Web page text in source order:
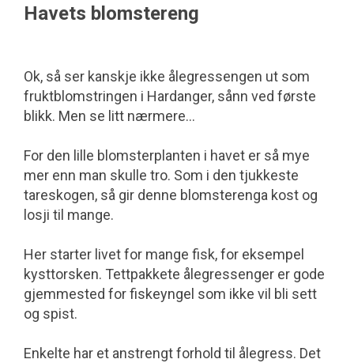
Havets blomstereng
Ok, så ser kanskje ikke ålegressengen ut som
fruktblomstringen i Hardanger, sånn ved første
blikk. Men se litt nærmere...
For den lille blomsterplanten i havet er så mye
mer enn man skulle tro. Som i den tjukkeste
tareskogen, så gir denne blomsterenga kost og
losji til mange.
Her starter livet for mange fisk, for eksempel
kysttorsken. Tettpakkete ålegressenger er gode
gjemmested for fiskeyngel som ikke vil bli sett
og spist.
Enkelte har et anstrengt forhold til ålegress. Det